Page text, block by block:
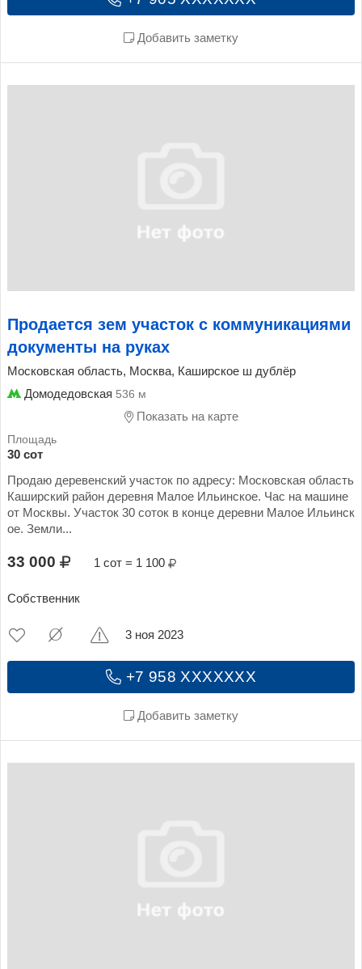
Добавить заметку
Продается зем участок с коммуникациями
документы на руках
Московская область, Москва, Каширское ш дублёр
Домодедовская 536 м
Показать на карте
30 сот
Продаю деревенский участок по адресу: Московская область
Каширский район деревня Малое Ильинское. Час на машине
от Москвы. Участок 30 соток в конце деревни Малое Ильинск
ое. Земли...
33 000 1 сот = 1 100
Собственник
+7 958 XXXXXXX
Добавить заметку
3 ноя 2023